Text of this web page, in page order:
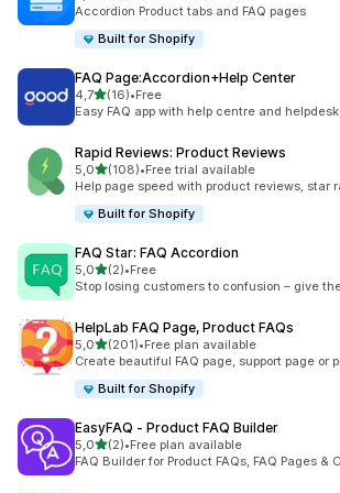
Accordion Product tabs and FAQ pages
Built for Shopify
FAQ Page:Accordion+Help Center
4,7av 5 stjerner
(16)
Totalt 16 omtaler
•Free
Easy FAQ app with help centre and helpdesk
Rapid Reviews: Product Reviews
5,0av 5 stjerner
(108)
Totalt 108 omtaler
•Free trial available
Help page speed with product reviews, star
Built for Shopify
FAQ Star: FAQ Accordion
5,0av 5 stjerner
(2)
Totalt 2 omtaler
•Free
Stop losing customers to confusion – give
HelpLab FAQ Page, Product FAQs
5,0av 5 stjerner
(201)
Totalt 201 omtaler
•Free plan available
Create beautiful FAQ page, support page or
Built for Shopify
EasyFAQ ‑ Product FAQ Builder
5,0av 5 stjerner
(2)
Totalt 2 omtaler
•Free plan available
FAQ Builder for Product FAQs, FAQ Pages &